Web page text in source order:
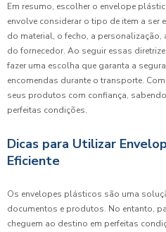
Em resumo, escolher o envelope
envolve considerar o tipo de item a ser
do material, o fecho, a
do fornecedor. Ao seguir essas
fazer uma escolha que garanta a
encomendas durante o transporte.
seus produtos com confiança,
perfeitas condições.
Dicas para Utilizar
Eficiente
Os envelopes plásticos são uma
documentos e produtos. No entanto,
cheguem ao destino em perfeitas